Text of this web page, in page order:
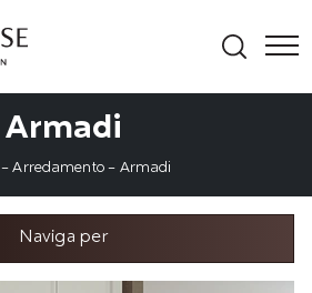
Armadi
-Arredamento - Armadi
Naviga per